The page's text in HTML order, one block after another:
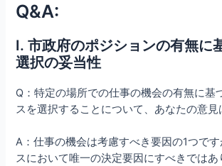
Q&A:
I. 市政府のポジションの有無に
選択の妥当性
Q：特定の場所での仕事の機会の有無に基
スを選択することについて、あなたの意見
A：仕事の機会は考慮すべき要因の1つで
スにおいて唯一の決定要因にすべきではあ